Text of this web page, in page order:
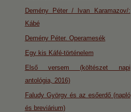
Demény Péter / Ivan Karamazov/:
Kábé
Demény Péter. Operamesék
Egy kis Káfé-történelem
Első versem (költészet napi
antológia, 2016)
Faludy György és az esőerdő (napló
és breviárium)